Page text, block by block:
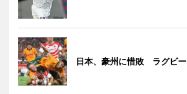
日本、豪州に惜敗 ラグビー